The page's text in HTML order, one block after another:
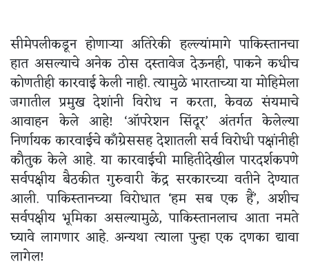
सीमेपलीकडून होणाऱ्या अतिरेकी हल्ल्यांमागे पाकिस्तानचा
हात असल्याचे अनेक ठोस दस्तावेज देऊनही, पाकने कधीच
कोणतीही कारवाई केली नाही. त्यामुळे भारताच्या या मोहिमेला
जगातील प्रमुख देशांनी विरोध न करता, केवळ संयमाचे
आवाहन केले आहे! ‘ऑपरेशन सिंदूर’ अंतर्गत केलेल्या
निर्णायक कारवाईचे काँग्रेससह देशातली सर्व विरोधी पक्षांनीही
कौतुक केले आहे. या कारवाईची माहितीदेखील पारदर्शकपणे
सर्वपक्षीय बैठकीत गुरुवारी केंद्र सरकारच्या वतीने देण्यात
आली. पाकिस्तानच्या विरोधात ‘हम सब एक हैं’, अशीच
सर्वपक्षीय भूमिका असल्यामुळे, पाकिस्तानलाच आता नमते
घ्यावे लागणार आहे. अन्यथा त्याला पुन्हा एक दणका द्यावा
लागेल!